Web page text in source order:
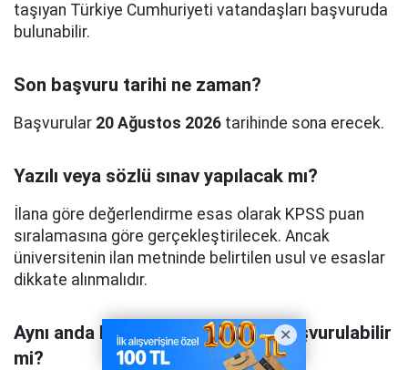
taşıyan Türkiye Cumhuriyeti vatandaşları başvuruda
bulunabilir.
Son başvuru tarihi ne zaman?
Başvurular 20 Ağustos 2026 tarihinde sona erecek.
Yazılı veya sözlü sınav yapılacak mı?
İlana göre değerlendirme esas olarak KPSS puan
sıralamasına göre gerçekleştirilecek. Ancak
üniversitenin ilan metninde belirtilen usul ve esaslar
dikkate alınmalıdır.
Aynı anda birden fazla kadroya başvurulabilir
mi?